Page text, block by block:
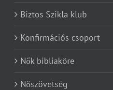
Biztos Szikla klub
Konfirmációs csoport
Nők bibliaköre
Nőszövetség